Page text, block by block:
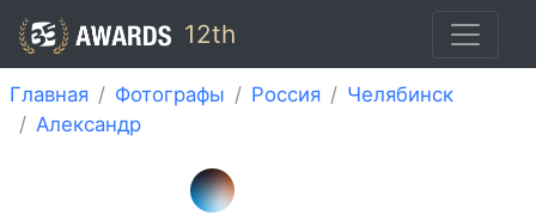
12th
Главная Фотографы Россия
Челябинск
Александр